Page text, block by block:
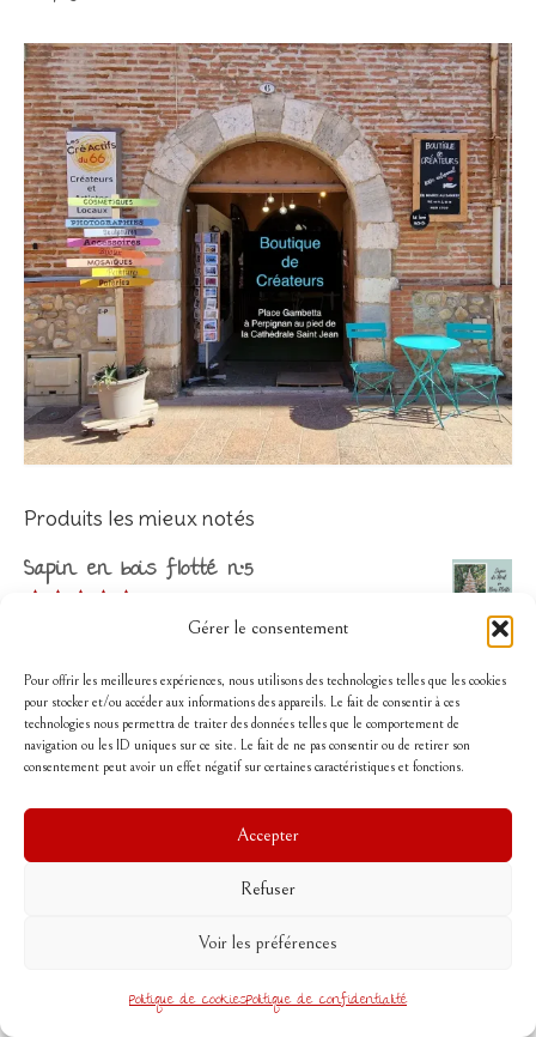
Gérer le consentement
Pour offrir les meilleures expériences, nous utilisons des technologies telles que les cookies
pour stocker et/ou accéder aux informations des appareils. Le fait de consentir à ces
technologies nous permettra de traiter des données telles que le comportement de
navigation ou les ID uniques sur ce site. Le fait de ne pas consentir ou de retirer son
consentement peut avoir un effet négatif sur certaines caractéristiques et fonctions.
Accepter
Refuser
Voir les préférences
Politique de cookiesPolitique de confidentialité
Produits les mieux notés
Sapin en bois flotté n°5
Sapin en bois flotté n°1
Note5.00
sur 5
129,00€
Sapin en bois flotté n°3
sur 5
Sapin en bois flotté n°2
Sapin en bois flotté n°6